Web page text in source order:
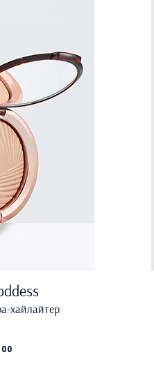
хайлайтер